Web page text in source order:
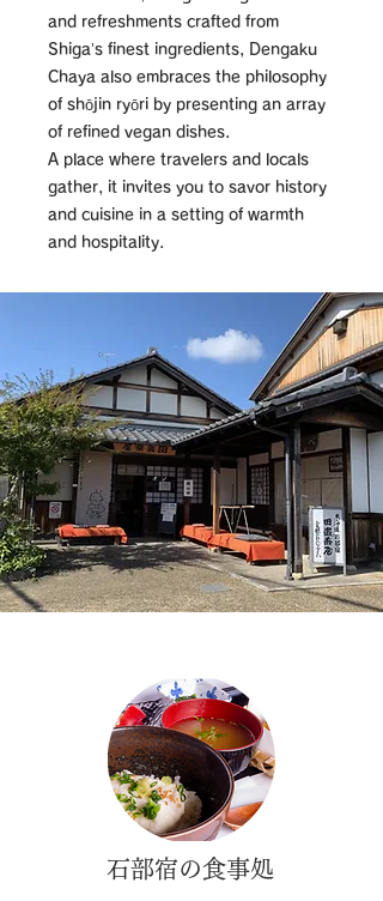
and refreshments crafted from
Shiga’s finest ingredients, Dengaku
Chaya also embraces the philosophy
of shōjin ryōri by presenting an array
of refined vegan dishes.
A place where travelers and locals
gather, it invites you to savor history
and cuisine in a setting of warmth
and hospitality.
​石部宿の食事処